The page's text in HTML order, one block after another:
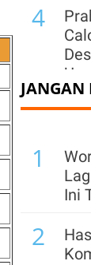
4
5
JANGAN
1
Ini
2